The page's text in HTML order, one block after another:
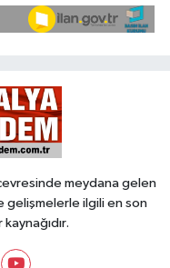
meydana gelen
gelişmelerle ilgili en son